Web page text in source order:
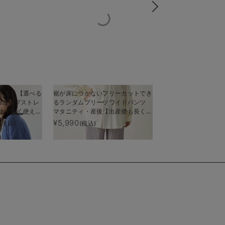
る】【選べる
リブストレ
で長く使え
込)
裾が床につかないフリーカットでき
るランダムプリーツワイドパンツ
マタニティ・産後【出産後も長く使
える】
¥5,990 (税込)